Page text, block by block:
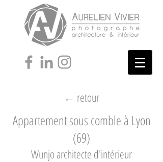
← retour
Appartement sous comble à Lyon
(69)
Wunjo architecte d'intérieur